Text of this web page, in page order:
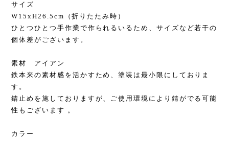
サイズ
W15xH26.5cm（折りたたみ時）
ひとつひとつ手作業で作られるいるため、サイズなど若干の
個体差がございます。
素材 アイアン
鉄本来の素材感を活かすため、塗装は最小限にしておりま
す。
錆止めを施しておりますが、ご使用環境により錆がでる可能
性もございます 。
カラー